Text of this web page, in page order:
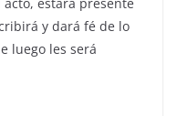
y dará fé de lo
luego les será